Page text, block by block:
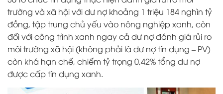
trường và xã hội với dư nợ khoảng 1 triệu 184 nghìn tỷ
đồng, tập trung chủ yếu vào nông nghiệp xanh, còn
đối với công trình xanh ngay cả dư nợ đánh giá rủi ro
môi trường xã hội (không phải là dư nợ tín dụng – PV)
còn khá hạn chế, chiếm tỷ trọng 0,42% tổng dư nợ
được cấp tín dụng xanh.